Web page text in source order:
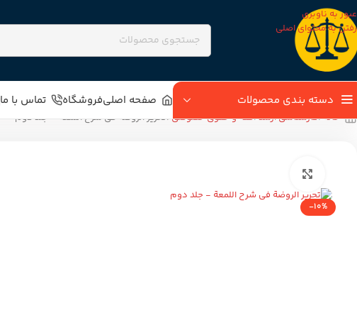
عبور به ناوبری
رفتن به محتوای اصلی
دسته بندی محصولات صفحه اصلیفروشگاه تماس با ما
خانه کارشناسی ارشد فقه و حقوق خصوصی تحریر الروضة فی شرح اللمعة – جلد دوم
-10%